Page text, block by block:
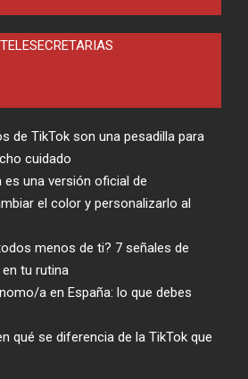
TELESECRETARIAS
de TikTok son una pesadilla para
cuidado
es una versión oficial de
el color y personalizarlo al
menos de ti? 7 señales de
tu rutina
a en España: lo que debes
qué se diferencia de la TikTok que